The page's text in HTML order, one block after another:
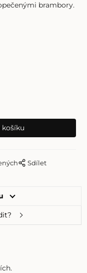
brambory.
Sdílet